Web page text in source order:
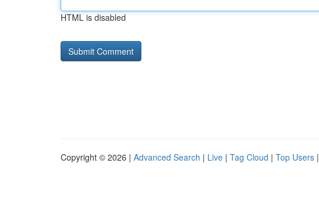
HTML is disabled
Copyright © 2026 | Advanced Search | Live | Tag Cloud | Top Users